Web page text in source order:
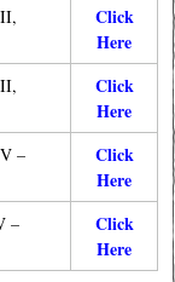
Click
Here
Click
Here
–
Click
Here
–
Click
Here